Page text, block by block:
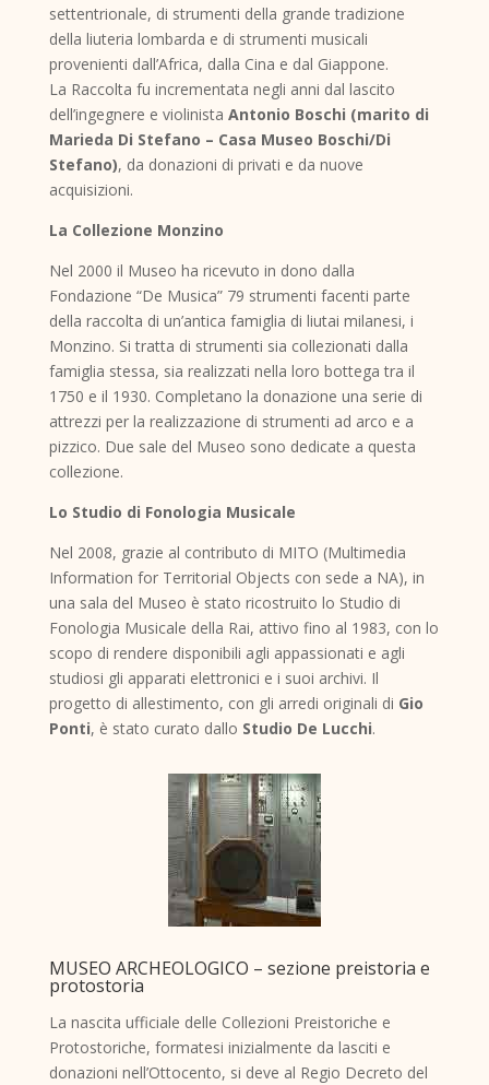
settentrionale, di strumenti della grande tradizione
della liuteria lombarda e di strumenti musicali
provenienti dall’Africa, dalla Cina e dal Giappone.
La Raccolta fu incrementata negli anni dal lascito
dell’ingegnere e violinista Antonio Boschi (marito di
Marieda Di Stefano – Casa Museo Boschi/Di
Stefano), da donazioni di privati e da nuove
acquisizioni.
La Collezione Monzino
Nel 2000 il Museo ha ricevuto in dono dalla
Fondazione “De Musica” 79 strumenti facenti parte
della raccolta di un’antica famiglia di liutai milanesi, i
Monzino. Si tratta di strumenti sia collezionati dalla
famiglia stessa, sia realizzati nella loro bottega tra il
1750 e il 1930. Completano la donazione una serie di
attrezzi per la realizzazione di strumenti ad arco e a
pizzico. Due sale del Museo sono dedicate a questa
collezione.
Lo Studio di Fonologia Musicale
Nel 2008, grazie al contributo di MITO (Multimedia
Information for Territorial Objects con sede a NA), in
una sala del Museo è stato ricostruito lo Studio di
Fonologia Musicale della Rai, attivo fino al 1983, con lo
scopo di rendere disponibili agli appassionati e agli
studiosi gli apparati elettronici e i suoi archivi. Il
progetto di allestimento, con gli arredi originali di Gio
Ponti, è stato curato dallo Studio De Lucchi.
MUSEO ARCHEOLOGICO – sezione preistoria e
protostoria
La nascita ufficiale delle Collezioni Preistoriche e
Protostoriche, formatesi inizialmente da lasciti e
donazioni nell’Ottocento, si deve al Regio Decreto del